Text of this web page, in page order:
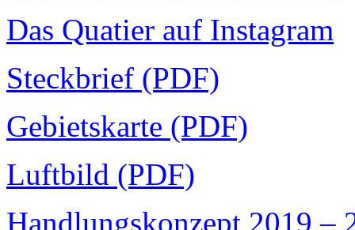
Das Quatier auf Instagram
Steckbrief (PDF)
Gebietskarte (PDF)
Luftbild (PDF)
Handlungskonzept 2019 –